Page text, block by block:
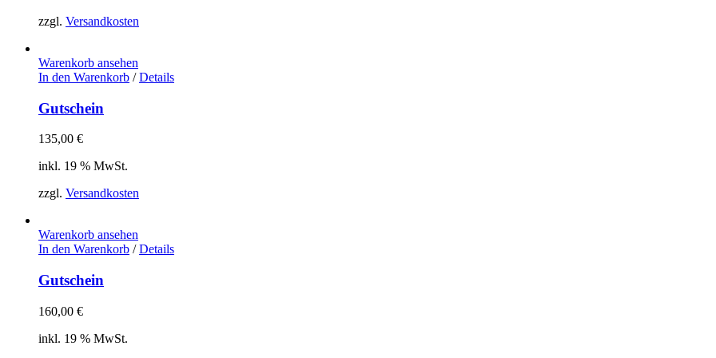
zzgl. Versandkosten
Warenkorb ansehen
In den Warenkorb / Details
Gutschein
135,00 €
inkl. 19 % MwSt.
zzgl. Versandkosten
Warenkorb ansehen
In den Warenkorb / Details
Gutschein
160,00 €
inkl. 19 % MwSt.